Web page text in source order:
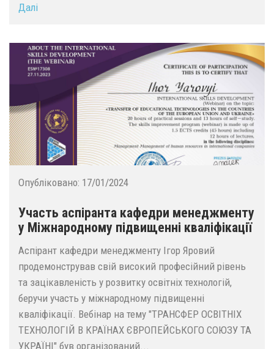
Далі
Опубліковано: 17/01/2024
Участь аспіранта кафедри менеджменту
у Міжнародному підвищенні кваліфікації
Аспірант кафедри менеджменту Ігор Яровий
продемонстрував свій високий професійний рівень
та зацікавленість у розвитку освітніх технологій,
беручи участь у міжнародному підвищенні
кваліфікації. Вебінар на тему "ТРАНСФЕР ОСВІТНІХ
ТЕХНОЛОГІЙ В КРАЇНАХ ЄВРОПЕЙСЬКОГО СОЮЗУ ТА
УКРАЇНІ" був організований...